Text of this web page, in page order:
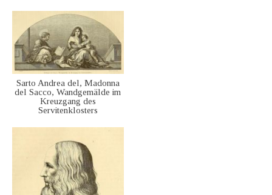
Sarto Andrea del, Madonna
del Sacco, Wandgemälde im
Kreuzgang des
Servitenklosters